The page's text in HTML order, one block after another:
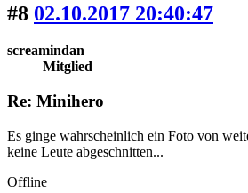
#8 02.10.2017 20:40:47
screamindan
Mitglied
Re: Minihero
Es ginge wahrscheinlich ein Foto von
keine Leute abgeschnitten...
Offline